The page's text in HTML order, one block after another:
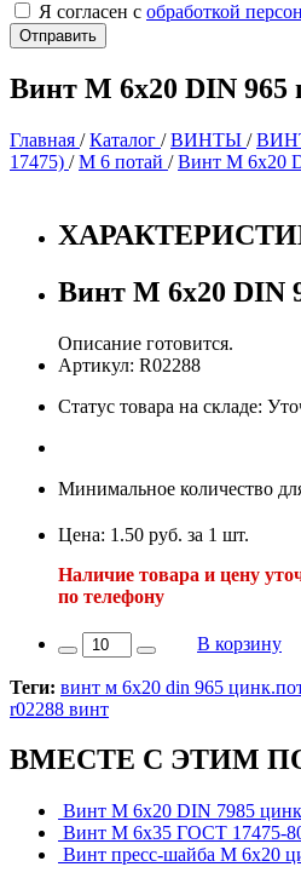
Я согласен с обработкой
Винт М 6х20 DIN 965
Главная /Каталог /ВИНТЫ /
17475) /М 6 потай /Винт М 6х20
Винт М 6х20 DIN
Описание готовится.
Артикул: R02288
Статус товара на складе:
Минимальное количество
Цена: 1.50 руб. за 1 шт.
Наличие товара и цену
по телефону
В корзину
Теги: винт м 6х20 din 965
r02288 винт
ВМЕСТЕ С ЭТИМ
Винт М 6х20 DIN 7985
Винт М 6х35 ГОСТ 17475-
Винт пресс-шайба М 6х20